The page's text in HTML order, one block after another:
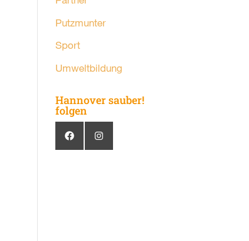
Putzmunter
Sport
Umweltbildung
Hannover sauber!
folgen